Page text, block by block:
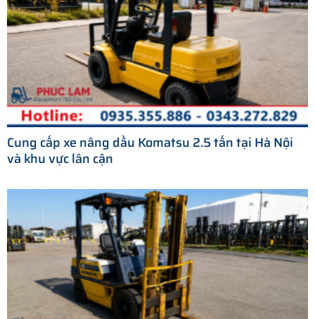
Cung cấp xe nâng dầu Komatsu 2.5 tấn tại Hà Nội
và khu vực lân cận